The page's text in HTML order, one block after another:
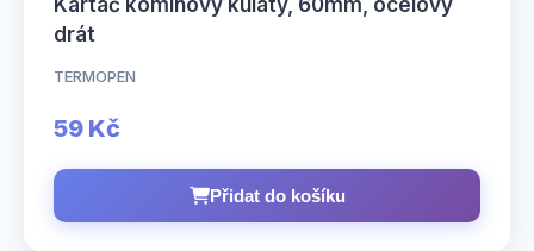
Kartáč komínový kulatý, 60mm, ocelový
drát
TERMOPEN
59 Kč
Přidat do košíku